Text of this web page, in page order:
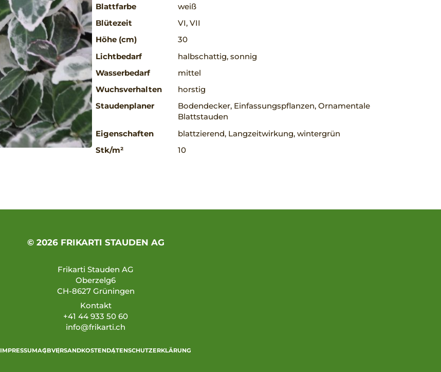
Blattfarbe
weiß
Blütezeit
VI, VII
Höhe (cm)
30
Lichtbedarf
halbschattig, sonnig
Wasserbedarf
mittel
Wuchsverhalten
horstig
Staudenplaner
Bodendecker, Einfassungspflanzen, Ornamentale
Blattstauden
Eigenschaften
blattzierend, Langzeitwirkung, wintergrün
Stk/m²
10
© 2026 FRIKARTI STAUDEN AG
Frikarti Stauden AG
Oberzelg6
CH-8627 Grüningen
Kontakt
+41 44 933 50 60
info@frikarti.ch
IMPRESSUMAGBVERSANDKOSTENDATENSCHUTZERKLÄRUNG